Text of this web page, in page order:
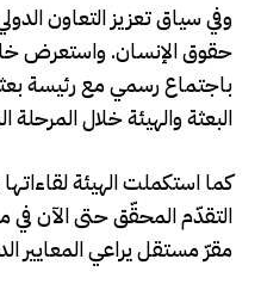
وفي سياق تعزيز التعاون
حقوق الإنسان. واستعرض
باجتماع رسمي مع رئيسة
البعثة والهيئة خلال
كما استكملت الهيئة
التقدّم المحقّق حتى الآن في
مقرّ مستقل يراعي المعايير